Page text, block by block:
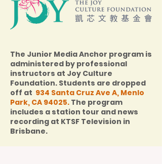
The Junior Media Anchor program is
administered by professional
instructors at Joy Culture
Foundation. Students are dropped
off at 934 Santa Cruz Ave A, Menlo
Park, CA 94025. The program
includes a station tour and news
recording at KTSF Television in
Brisbane.